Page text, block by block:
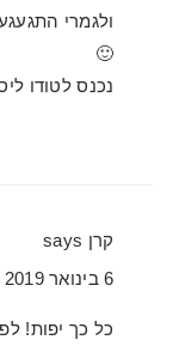
ולגמרי
🙂
נכנס לטודו
קרן says
6 בינואר 2019 at 11:39
כל כך יפות!